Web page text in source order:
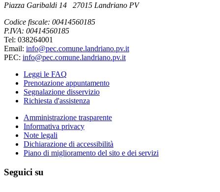
Piazza Garibaldi 14 27015 Landriano PV
Codice fiscale: 00414560185
P.IVA: 00414560185
Tel: 038264001
Email: info@pec.comune.landriano.pv.it
PEC: info@pec.comune.landriano.pv.it
Leggi le FAQ
Prenotazione appuntamento
Segnalazione disservizio
Richiesta d'assistenza
Amministrazione trasparente
Informativa privacy
Note legali
Dichiarazione di accessibilità
Piano di miglioramento del sito e dei servizi
Seguici su